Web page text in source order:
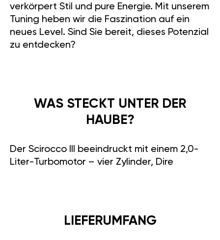
verkörpert Stil und pure Energie. Mit unserem
Tuning heben wir die Faszination auf ein
neues Level. Sind Sie bereit, dieses Potenzial
zu entdecken?
WAS STECKT UNTER DER
HAUBE?
Der Scirocco III beeindruckt mit einem 2,0-
Liter-Turbomotor – vier Zylinder, Dire
LIEFERUMFANG